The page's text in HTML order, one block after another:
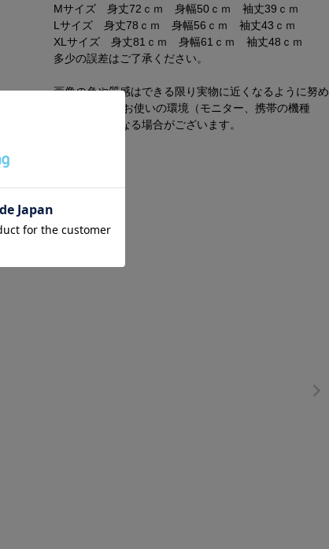
Mサイズ 身丈72ｃｍ 身幅50ｃｍ 袖丈39ｃｍ
Lサイズ 身丈78ｃｍ 身幅56ｃｍ 袖丈43ｃｍ
XLサイズ 身丈81ｃｍ 身幅61ｃｍ 袖丈48ｃｍ
多少の誤差はご了承ください。
画像の色や質感はできる限り実物に近くなるように努め
ておりますが お使いの環境（モニター、携帯の機種
等）により異なる場合がございます。